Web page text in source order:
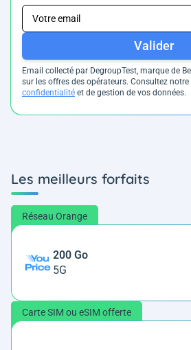
Valider
Email collecté par DegroupTest, marque de
sur les offres des opérateurs. Consultez notre
confidentialité et de gestion de vos données.
Les meilleurs forfaits
Réseau Orange
200 Go
5G
Carte SIM ou eSIM offerte